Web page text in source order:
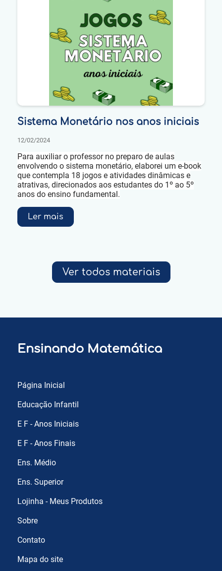
Sistema Monetário nos anos iniciais
12/02/2024
Para auxiliar o professor no preparo de aulas
envolvendo o sistema monetário, elaborei um e-book
que contempla 18 jogos e atividades dinâmicas e
atrativas, direcionados aos estudantes do 1º ao 5º
anos do ensino fundamental.
Ler mais
Ver todos materiais
Ensinando Matemática
Página Inicial
Educação Infantil
E F - Anos Iniciais
E F - Anos Finais
Ens. Médio
Ens. Superior
Lojinha - Meus Produtos
Sobre
Contato
Mapa do site